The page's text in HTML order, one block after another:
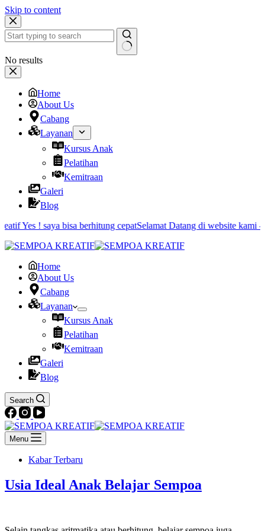
Skip to content
No results
Home
About Us
Cabang
Layanan
Kursus Anak
Pelatihan
Kemitraan
Galeri
Blog
Yes ! saya bisa berhitung cepatSelamat Datang di website kami -
Home
About Us
Cabang
Layanan
Kursus Anak
Pelatihan
Kemitraan
Galeri
Blog
Search
Menu
Kabar Terbaru
Usia Ideal Anak Belajar Sempoa